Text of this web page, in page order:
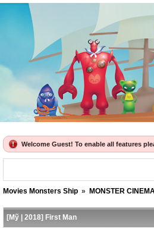
Welcome Guest! To enable all features
Movies Monsters Ship » MONSTER
[Mỹ | 2018] First Man